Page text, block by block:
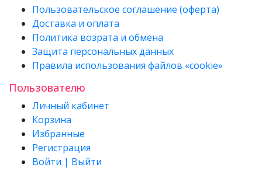
Пользовательское соглашение (оферта)
Доставка и оплата
Политика возрата и обмена
Защита персональных данных
Правила использования файлов «cookie»
Пользователю
Личный кабинет
Корзина
Избранные
Регистрация
Войти | Выйти